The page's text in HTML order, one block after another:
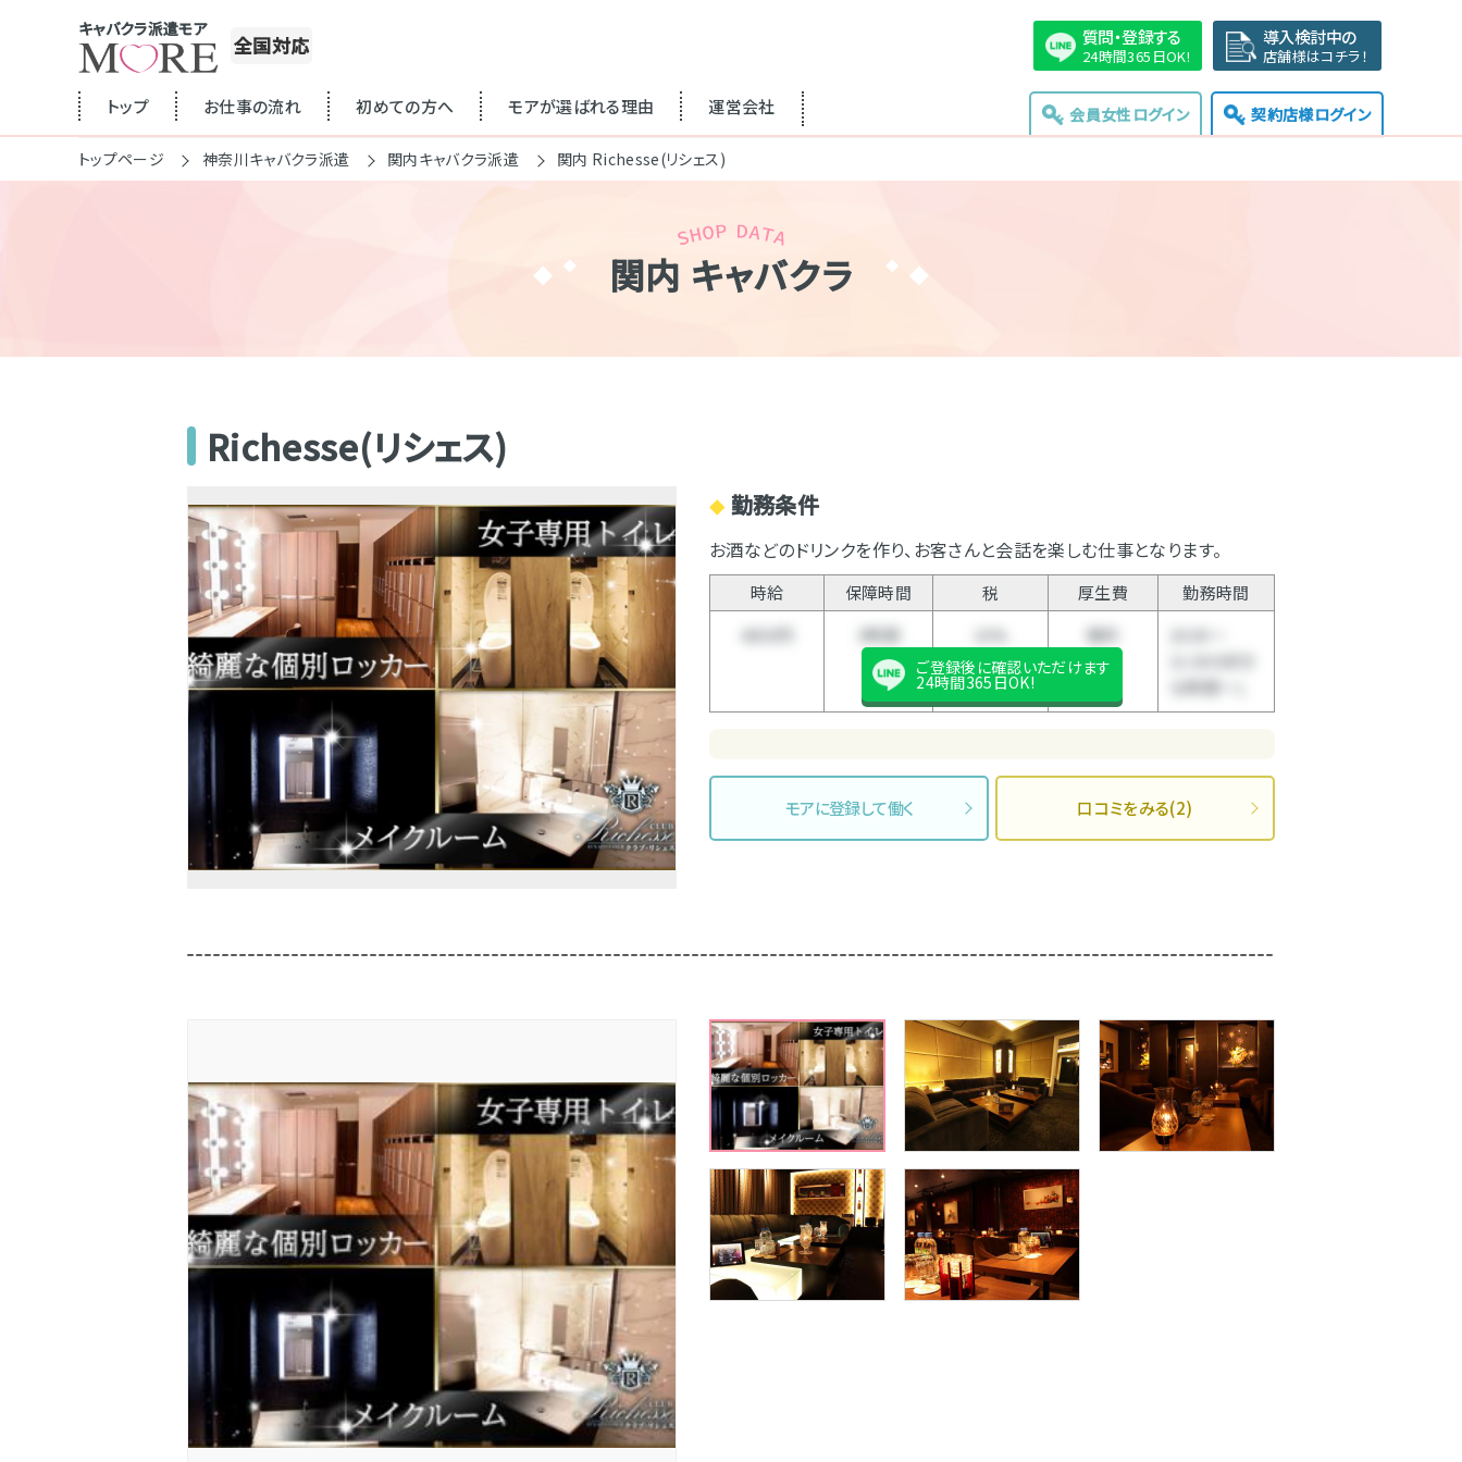
キャバクラ派遣モア
全国対応 質問・登録する
24時間365日OK!
導入検討中の
店舗様はコチラ！
トップ お仕事の流れ 初めての方へ モアが選ばれる理由 運営会社 会員女性ログイン 契約店様ログイン
トップページ 神奈川キャバクラ派遣 関内キャバクラ派遣 関内 Richesse(リシェス)
関内 キャバクラ
Richesse(リシェス)
◆勤務条件
お酒などのドリンクを作り、お客さんと会話を楽しむ仕事となります。
時給 保障時間 税 厚生費
勤務時間
4000円
3時間 無料
ご登録後に確認いただけます
24時間365日OK!
モアに登録して働く 口コミをみる(2)